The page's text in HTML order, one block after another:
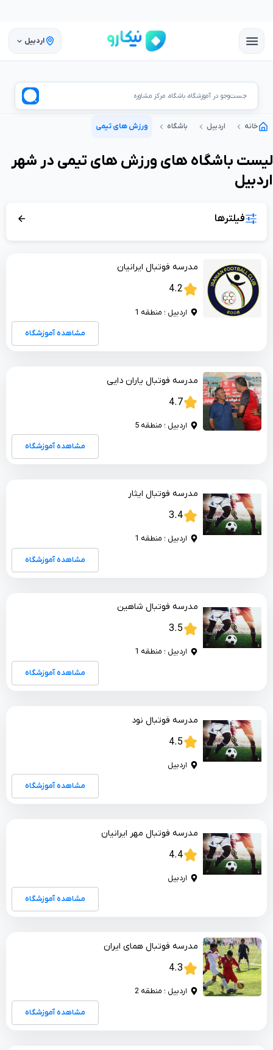
اردبیل
جست‌وجو در آموزشگاه، باشگاه، مرکز مشاوره
خانه اردبیل باشگاه ورزش های تیمی
لیست باشگاه های ورزش های تیمی در شهر
اردبیل
فیلترها
مدرسه فوتبال ایرانیان
4.2
اردبیل ؛ منطقه 1
مشاهده آموزشگاه
مدرسه فوتبال یاران دایی
4.7
اردبیل ؛ منطقه 5
مشاهده آموزشگاه
مدرسه فوتبال ایثار
3.4
اردبیل ؛ منطقه 1
مشاهده آموزشگاه
مدرسه فوتبال شاهین
3.5
اردبیل ؛ منطقه 1
مشاهده آموزشگاه
مدرسه فوتبال نود
4.5
اردبیل
مشاهده آموزشگاه
مدرسه فوتبال مهر ایرانیان
4.4
اردبیل
مشاهده آموزشگاه
مدرسه فوتبال همای ایران
4.3
اردبیل ؛ منطقه 2
مشاهده آموزشگاه